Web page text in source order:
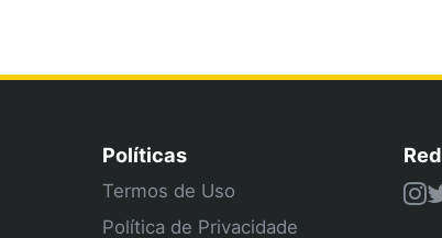
Políticas
Termos de Uso
Política de Privacidade